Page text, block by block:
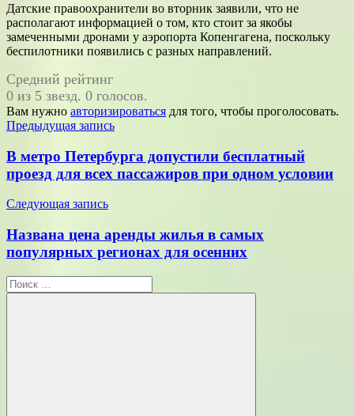
Датские правоохранители во вторник заявили, что не
располагают информацией о том, кто стоит за якобы
замеченными дронами у аэропорта Копенгагена, поскольку
беспилотники появились с разных направлений.
Средний рейтинг
0 из 5 звезд. 0 голосов.
Вам нужно авторизироваться для того, чтобы проголосовать.
Навигация
по
записям
Предыдущая запись
В метро Петербурга допустили бесплатный
проезд для всех пассажиров при одном условии
Следующая запись
Названа цена аренды жилья в самых
популярных регионах для осенних
Поиск
для: